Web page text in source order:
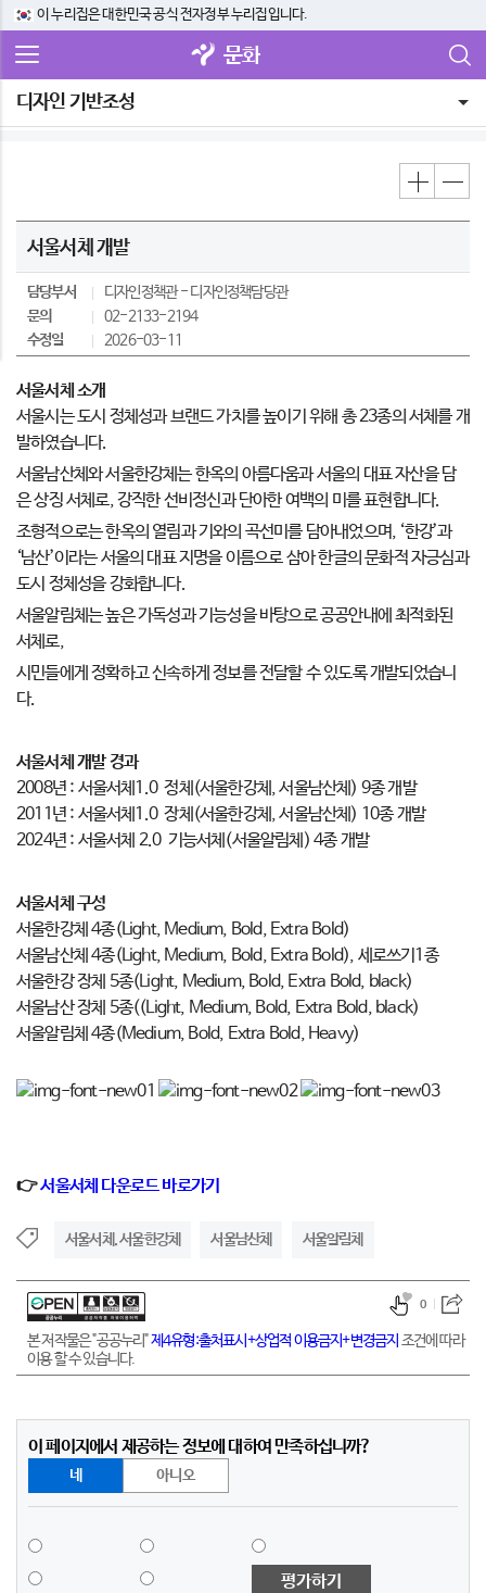
이 누리집은 대한민국 공식 전자정부 누리집입니다.
문화
디자인 기반조성
서울서체 개발
담당부서 디자인정책관
디자인정책담당관
문의
02-2133-2194
수정일
2026-03-11
서울서체 소개
서울시는 도시 정체성과 브랜드 가치를 높이기 위해 총 23종의 서체를 개
발하였습니다.
서울남산체와 서울한강체는 한옥의 아름다움과 서울의 대표 자산을 담
은 상징 서체로, 강직한 선비정신과 단아한 여백의 미를 표현합니다.
조형적으로는 한옥의 열림과 기와의 곡선미를 담아내었으며, ‘한강’과
‘남산’이라는 서울의 대표 지명을 이름으로 삼아 한글의 문화적 자긍심과
도시 정체성을 강화합니다.
서울알림체는 높은 가독성과 기능성을 바탕으로 공공안내에 최적화된
서체로,
시민들에게 정확하고 신속하게 정보를 전달할 수 있도록 개발되었습니
다.
서울서체 개발 경과
2008년 : 서울서체1.0 정체(서울한강체, 서울남산체) 9종 개발
2011년 : 서울서체1.0 장체(서울한강체, 서울남산체) 10종 개발
2024년 : 서울서체 2.0 기능서체(서울알림체) 4종 개발
서울서체 구성
서울한강체 4종(Light, Medium, Bold, Extra Bold)
서울남산체 4종(Light, Medium, Bold, Extra Bold), 세로쓰기1종
서울한강 장체 5종(Light, Medium, Bold, Extra Bold, black)
서울남산 장체 5종((Light, Medium, Bold, Extra Bold, black)
서울알림체 4종(Medium, Bold, Extra Bold, Heavy)
👉서울서체 다운로드 바로가기
서울서체. 서울한강체 서울남산체 서울알림체
본 저작물은 "공공누리"제4유형:출처표시+상업적 이용금지+변경금지 조건에 따라
이용 할 수 있습니다.
0
이 페이지에서 제공하는 정보에 대하여 만족하십니까?
네 아니오
평가하기